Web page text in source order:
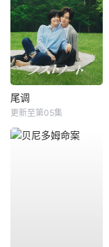
尾调
更新至第05集